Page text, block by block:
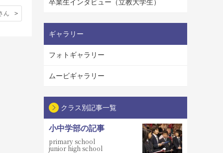
ん
卒業生インタビュー（立教大学生）
ギャラリー
フォトギャラリー
ムービギャラリー
クラス別記事一覧
小中学部の記事
primary school
junior high school